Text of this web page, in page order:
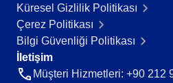
Küresel Gizlilik Politikası
Çerez Politikası
Bilgi Güvenliği Politikası
İletişim
Müşteri Hizmetleri: +90 212